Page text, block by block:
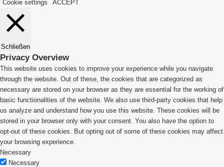
Cookie settings
ACCEPT
Schließen
Privacy Overview
This website uses cookies to improve your experience while you navigate
through the website. Out of these, the cookies that are categorized as
necessary are stored on your browser as they are essential for the working of
basic functionalities of the website. We also use third-party cookies that help
us analyze and understand how you use this website. These cookies will be
stored in your browser only with your consent. You also have the option to
opt-out of these cookies. But opting out of some of these cookies may affect
your browsing experience.
Necessary
Necessary